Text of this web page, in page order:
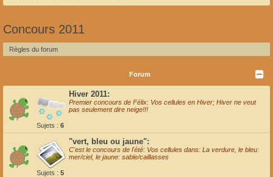
Concours 2011
Règles du forum
Forum
Hiver 2011:
Premier concours de Félix: Vos cellules en Hiver; Hiver ne veut
pas seulement dire neige!!!
Sujets : 6
"vert, bleu ou jaune":
C'est le concours de l'été: Vos cellules dans: La verdure, le bleu:
mer/ciel, le jaune: sable/caillasses
Sujets : 5